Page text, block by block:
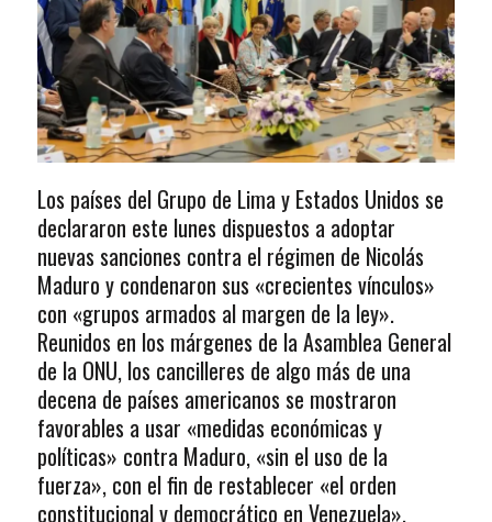
Los países del Grupo de Lima y Estados Unidos se
declararon este lunes dispuestos a adoptar
nuevas sanciones contra el régimen de Nicolás
Maduro y condenaron sus «crecientes vínculos»
con «grupos armados al margen de la ley».
Reunidos en los márgenes de la Asamblea General
de la ONU, los cancilleres de algo más de una
decena de países americanos se mostraron
favorables a usar «medidas económicas y
políticas» contra Maduro, «sin el uso de la
fuerza», con el fin de restablecer «el orden
constitucional y democrático en Venezuela».